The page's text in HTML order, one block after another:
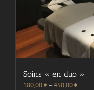
Soins « en duo »
180,00€– 450,00€